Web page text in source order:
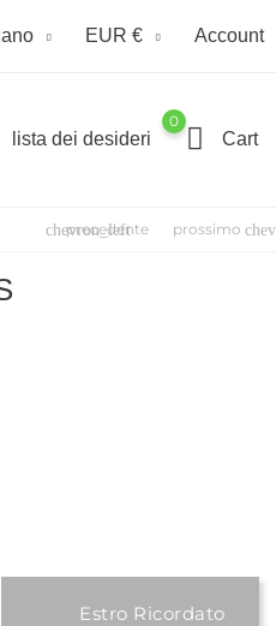
EUR € Account
lista dei desideri
0
Cart
chevron_left
precedente prossimo
Estro Ricordato